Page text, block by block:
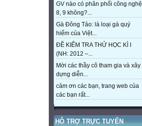
GV nào có phân phối công nghệ
8, 9 không?...
Gà Đông Tảo: là loại gà quý
hiếm của Việt...
ĐỀ KIỂM TRA THỬ HỌC KÌ I
(NH: 2012 –...
Mời các thầy cô tham gia và xây
dựng diễn...
cảm ơn các bạn, trang web của
các bạn rất...
HỖ TRỢ TRỰC TUYẾN